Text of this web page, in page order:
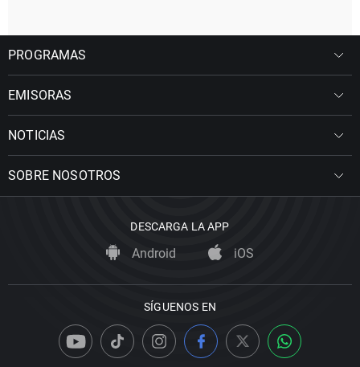
PROGRAMAS
EMISORAS
NOTICIAS
SOBRE NOSOTROS
DESCARGA LA APP
Android iOS
SÍGUENOS EN